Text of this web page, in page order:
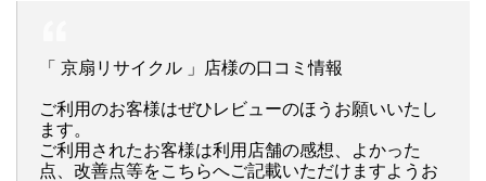
「 京扇リサイクル 」店様の口コミ情報
ご利用のお客様はぜひレビューのほうお願いいたし
ます。
ご利用されたお客様は利用店舗の感想、よかった
点、改善点等をこちらへご記載いただけますようお